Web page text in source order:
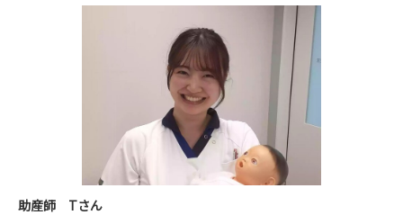
助産師 Tさん